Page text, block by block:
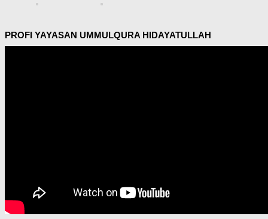
PROFI YAYASAN UMMULQURA HIDAYATULLAH